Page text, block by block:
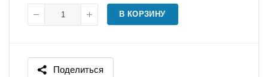
В КОРЗИНУ
Поделиться